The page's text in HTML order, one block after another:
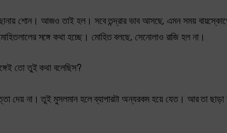
শোন। আজও তাই হল। সবে তন্দ্রার ভাব আসছে, এমন সময়
সঙ্গে কথা হচ্ছে। মোহিত বলছে, সেনোলাও রাজি হল না।
তো তুই কথা বলেছিস?
দেয় না। তুই মুসলমান হলে ব্যাপারটা অন্যরকম হয়ে যেত। আর তা